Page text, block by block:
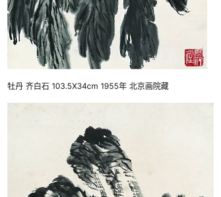
牡丹 齐白石 103.5X34cm 1955年 北京画院藏